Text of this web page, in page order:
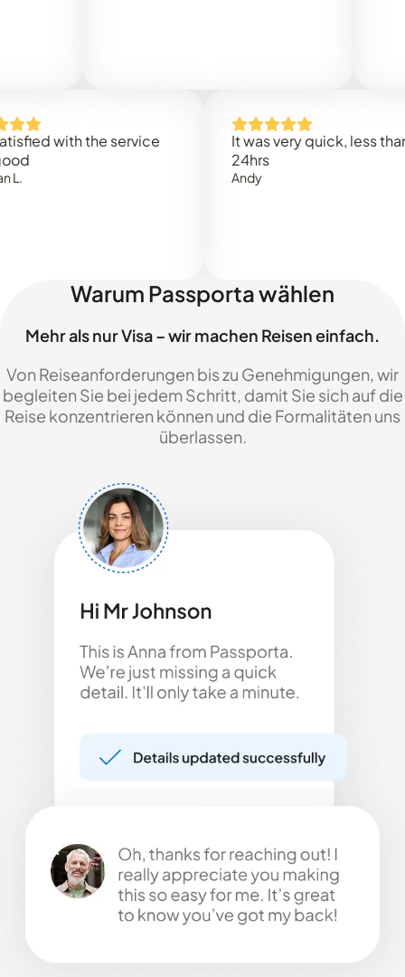
with the service
It was very quick, less than
Warum Passporta wählen
Mehr als nur Visa – wir machen Reisen einfach.
Von Reiseanforderungen bis zu Genehmigungen, wir
begleiten Sie bei jedem Schritt, damit Sie sich auf die
Reise konzentrieren können und die Formalitäten uns
überlassen.